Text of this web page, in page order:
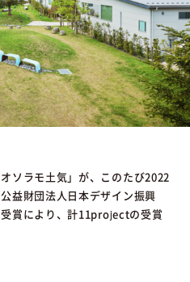
ソラモ土気」が、このたび2022
益財団法人日本デザイン振興
賞により、計11projectの受賞